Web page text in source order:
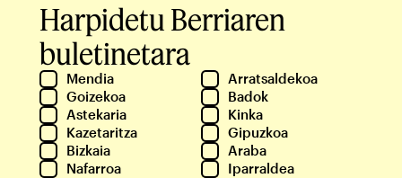
Harpidetu Berriaren
buletinetara
Mendia
Arratsaldekoa
Goizekoa
Badok
Astekaria
Kinka
Kazetaritza
Gipuzkoa
Bizkaia
Araba
Nafarroa
Iparraldea